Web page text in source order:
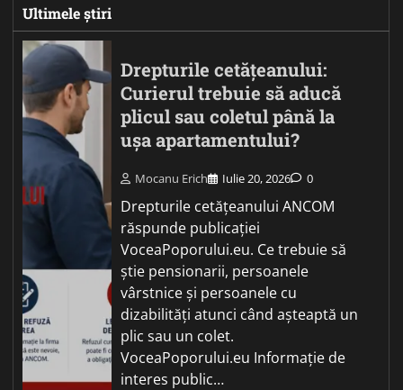
Ultimele știri
Drepturile cetățeanului:
Curierul trebuie să aducă
plicul sau coletul până la
ușa apartamentului?
Mocanu Erich Iulie 20, 2026 0
Drepturile cetățeanului ANCOM
răspunde publicației
VoceaPoporului.eu. Ce trebuie să
știe pensionarii, persoanele
vârstnice și persoanele cu
dizabilități atunci când așteaptă un
plic sau un colet.
VoceaPoporului.eu Informație de
interes public…